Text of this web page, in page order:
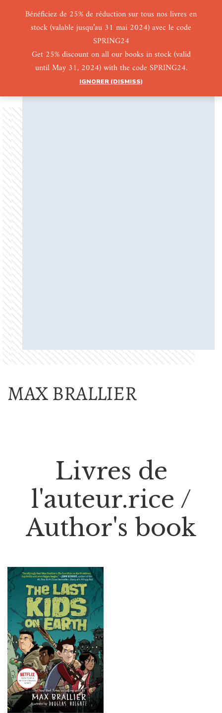
Bénéficiez de 25% de réduction sur tous nos livres en
stock (valable jusqu’au 31 mai 2024) avec le code
SPRING24
Get 25% discount on all our books in stock (valid
until May 31, 2024) with the code SPRING24.
IGNORER (DISMISS)
0 0
MAX BRALLIER
Livres de
l'auteur.rice /
Author's book